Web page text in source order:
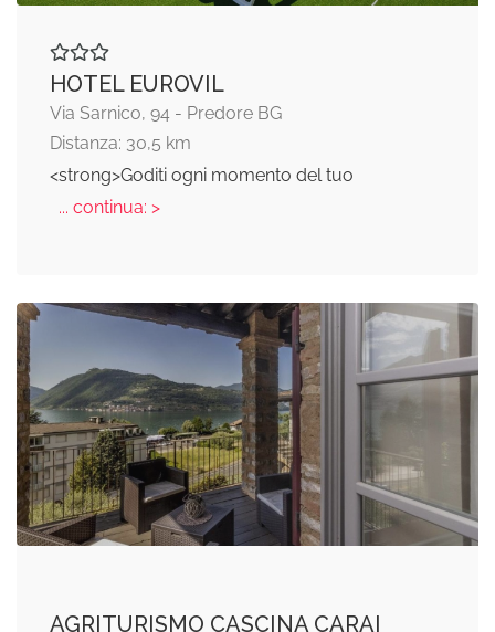
HOTEL EUROVIL
Via Sarnico, 94 - Predore BG
Distanza: 30,5 km
<strong>Goditi ogni momento del tuo
... continua: >
AGRITURISMO CASCINA CARAI